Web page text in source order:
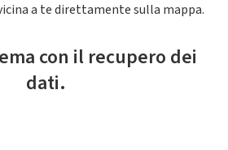
a te direttamente sulla mappa.
con il recupero dei
dati.